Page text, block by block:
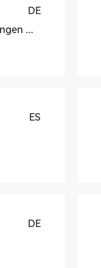
DE
ES
DE